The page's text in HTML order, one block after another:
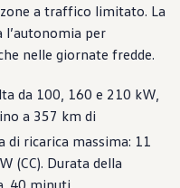
a traffico limitato. La
per
nelle giornate fredde.
da 100, 160 e 210 kW,
a 357 km di
di ricarica massima: 11
(CC). Durata della
40 minuti.